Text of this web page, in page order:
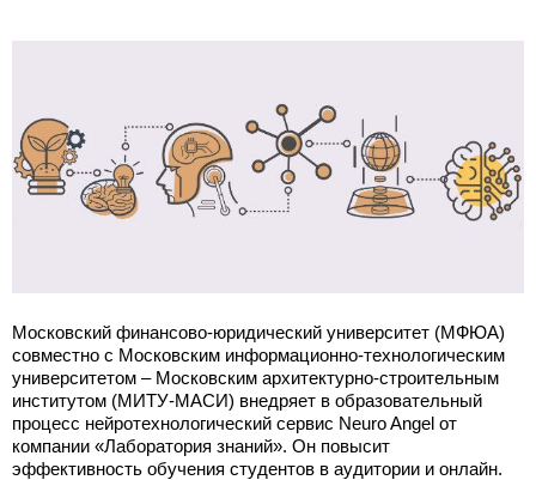
Московский финансово-юридический университет (МФЮА)
совместно с Московским информационно-технологическим
университетом – Московским архитектурно-строительным
институтом (МИТУ-МАСИ) внедряет в образовательный
процесс нейротехнологический сервис Neuro Angel от
компании «Лаборатория знаний». Он повысит
эффективность обучения студентов в аудитории и онлайн.